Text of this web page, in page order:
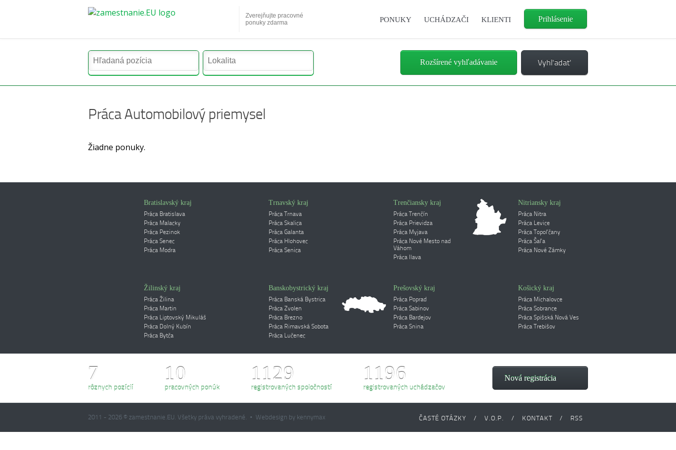
Zverejňujte pracovné
ponuky zdarma
Prihlásenie
PONUKY UCHÁDZAČI KLIENTI
Rozšírené vyhľadávanie
Práca Automobilový priemysel
Žiadne ponuky.
Bratislavský kraj
Práca Bratislava
Práca Malacky
Práca Pezinok
Práca Senec
Práca Modra
Trnavský kraj
Práca Trnava
Práca Skalica
Práca Galanta
Práca Hlohovec
Práca Senica
Trenčiansky kraj
Práca Trenčín
Práca Prievidza
Práca Myjava
Práca Nové Mesto nad
Váhom
Práca Ilava
Nitriansky kraj
Práca Nitra
Práca Levice
Práca Topoľčany
Práca Šaľa
Práca Nové Zámky
Žilinský kraj
Práca Žilina
Práca Martin
Práca Liptovský Mikuláš
Práca Dolný Kubín
Práca Bytča
Banskobystrický kraj
Práca Banská Bystrica
Práca Zvolen
Práca Brezno
Práca Rimavská Sobota
Práca Lučenec
Prešovský kraj
Práca Poprad
Práca Sabinov
Práca Bardejov
Práca Snina
Košický kraj
Práca Michalovce
Práca Sobrance
Práca Spišská Nová Ves
Práca Trebišov
7
rôznych pozícií
10
pracovných ponúk
1129
registrovaných spoločností
1196
registrovaných uchádzačov
Nová registrácia
2011 - 2026 © zamestnanie.EU. Všetky práva vyhradené. • Webdesign by kennymax ČASTÉ OTÁZKY / V.O.P. / KONTAKT / RSS